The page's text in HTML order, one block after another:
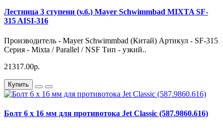
Лестница 3 ступени (у.б.) Mayer Schwimmbad MIXTA SF-
315 AISI-316
Производитель - Mayer Schwimmbad (Китай) Артикул - SF-315
Серия - Mixta / Parallel / NSF Тип - узкий..
21317.00р.
Купить
Болт 6 х 16 мм для противотока Jet Classic (587.9860.616)